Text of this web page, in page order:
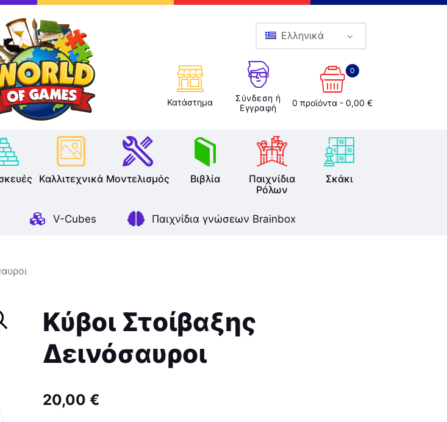
Ελληνικά
Κατάστημα
Σύνδεση ή
Εγγραφή
0 προϊόντα - 0,00 €
0
Καλλιτεχνικά Μοντελισμός Βιβλία
Παιχνίδια
Ρόλων
Σκάκι
V-Cubes Παιχνίδια γνώσεων Brainbox
Καρτών
Κύβοι Στοίβαξης
Δεινόσαυροι
20,00 €